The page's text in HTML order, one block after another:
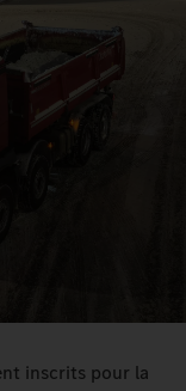
inscrits pour la